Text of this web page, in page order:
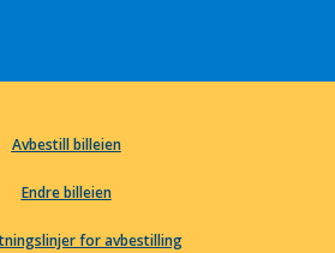
Avbestill billeien
Endre billeien
for avbestilling